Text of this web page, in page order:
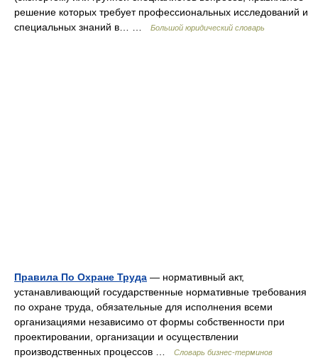
решение которых требует профессиональных исследований и
специальных знаний в… …
Большой юридический словарь
Правила По Охране Труда — нормативный акт,
устанавливающий государственные нормативные требования
по охране труда, обязательные для исполнения всеми
организациями независимо от формы собственности при
проектировании, организации и осуществлении
производственных процессов …
Словарь бизнес-терминов